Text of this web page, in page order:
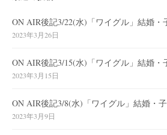
ON AIR後記3/22(水)「ワイグル」結婚・
2023年3月26日
ON AIR後記3/15(水)「ワイグル」結婚・
2023年3月15日
ON AIR後記3/8(水)「ワイグル」結婚・
2023年3月9日